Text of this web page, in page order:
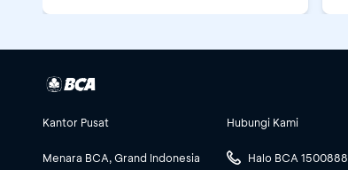
Kantor Pusat
Menara BCA, Grand Indonesia
Hubungi Kami
Halo BCA 1500888